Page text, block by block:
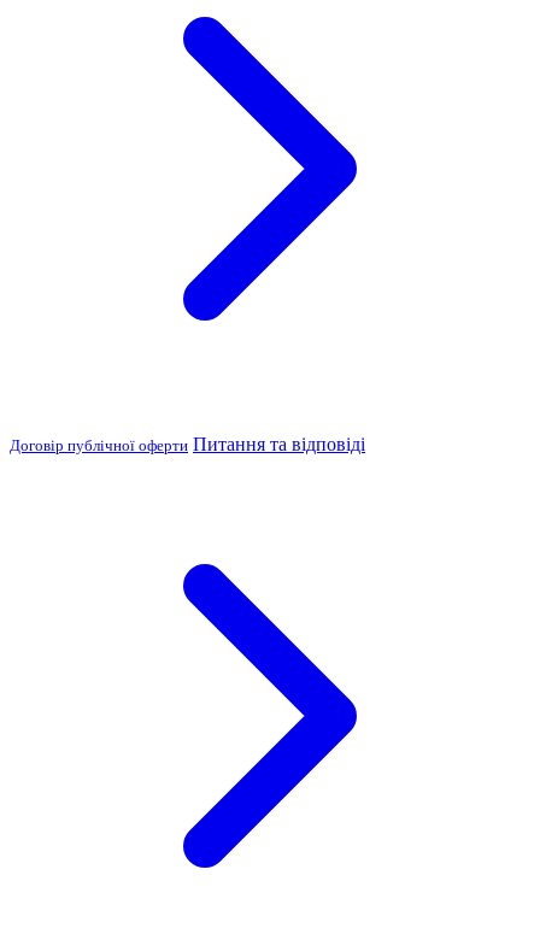
Договір публічної оферти Питання та відповіді